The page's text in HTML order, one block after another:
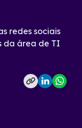
redes sociais
da área de TI